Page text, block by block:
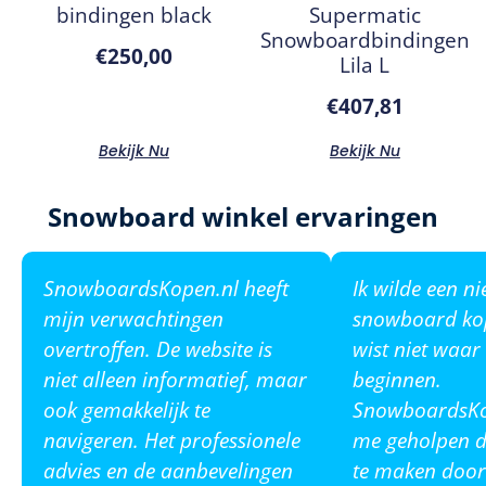
bindingen black
€250,00
Bekijk Nu
Supermatic
Snowboardbindingen
Lila L
€407,81
Bekijk Nu
Snowboard winkel ervaringen
SnowboardsKopen.nl heeft
mijn verwachtingen
overtroffen. De website is
niet alleen informatief, maar
ook gemakkelijk te
navigeren. Het professionele
advies en de aanbevelingen
Ik wilde een
snowboard
wist niet waar
beginnen.
me geholpen
te maken